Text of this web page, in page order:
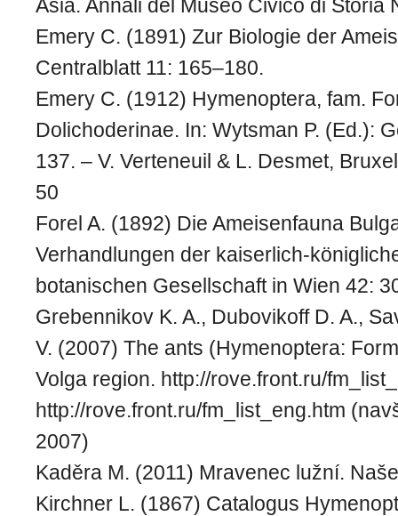
Asia. Annali del Museo Civico di Storia
Emery C. (1891) Zur Biologie der
Centralblatt 11: 165–180.
Emery C. (1912) Hymenoptera, fam.
Dolichoderinae. In: Wytsman P. (Ed.):
137. – V. Verteneuil & L. Desmet,
50
Forel A. (1892) Die Ameisenfauna
Verhandlungen der kaiserlich-
botanischen Gesellschaft in Wien 42:
Grebennikov K. A., Dubovikoff D. A.,
V. (2007) The ants (Hymenoptera:
Volga region. http://rove.front.ru/
http://rove.front.ru/fm_list_eng.htm
2007)
Kaděra M. (2011) Mravenec lužní.
Kirchner L. (1867) Catalogus